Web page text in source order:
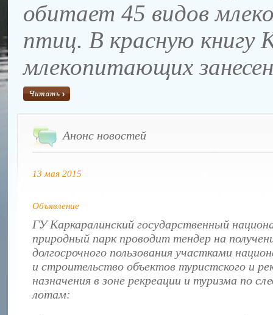
обитает 45 видов
птиц. В красную книгу
млекопитающих
Анонс новостей
13 мая 2015
Объявление
ГУ Каркаралинский государственный
природный парк проводит тендер на
долгосрочного пользования участками
и строительство объектов туристского и
назначения в зоне рекреации и туризма по
лотам: